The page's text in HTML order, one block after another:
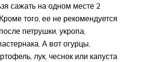
сажать на одном месте 2
того, ее не рекомендуется
петрушки, укропа,
А вот огурцы,
лук, чеснок или капуста